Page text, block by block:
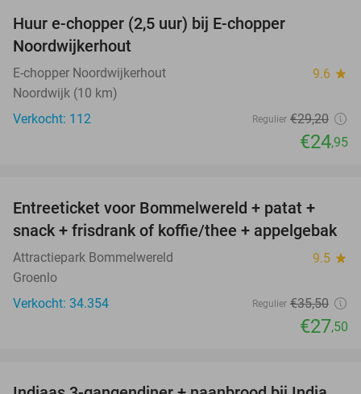
Huur e-chopper (2,5 uur) bij E-chopper
Noordwijkerhout
E-chopper Noordwijkerhout 9.6 star
Noordwijk (10 km)
Verkocht: 112
Regulier €29,20
€24,95
23%
Entreeticket voor Bommelwereld + patat +
snack + frisdrank of koffie/thee + appelgebak
Attractiepark Bommelwereld 9.5 star
Groenlo
Verkocht: 34.354
Regulier €35,50
€27,50